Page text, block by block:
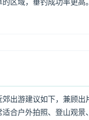
出游建议如下，兼顾出
合户外拍照、登山观